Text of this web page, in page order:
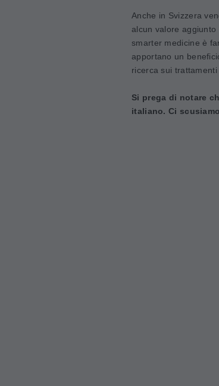
Anche in Svizzera
alcun valore
smarter medicine è
apportano un
ricerca sui
Si prega di notare
italiano. Ci